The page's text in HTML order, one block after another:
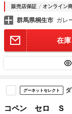
販売店保証 オンライン
群馬県桐生市 ガレ
在
グーネットセレクト
コペン セロ Ｓ